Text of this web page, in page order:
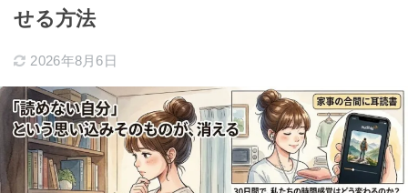
せる方法
2026年8月6日